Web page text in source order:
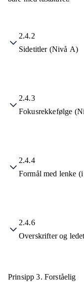
2.4.2
Sidetitler (Nivå A)
2.4.3
Fokusrekkefølge
2.4.4
Formål med lenke
2.4.6
Overskrifter og
Prinsipp 3. Forståelig